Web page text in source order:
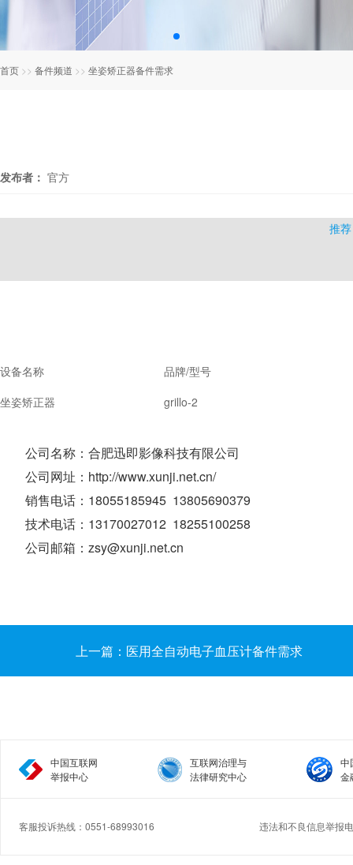
首页 >> 备件频道 >> 坐姿矫正器备件需求
发布者： 官方
推荐
设备名称
品牌/型号
坐姿矫正器
grillo-2
公司名称：合肥迅即影像科技有限公司
公司网址：http://www.xunji.net.cn/
销售电话：18055185945 13805690379
技术电话：13170027012 18255100258
公司邮箱：zsy@xunji.net.cn
上一篇：医用全自动电子血压计备件需求
中国互联网
举报中心
互联网治理与
法律研究中心
中
金
客服投诉热线：0551-68993016 违法和不良信息举报